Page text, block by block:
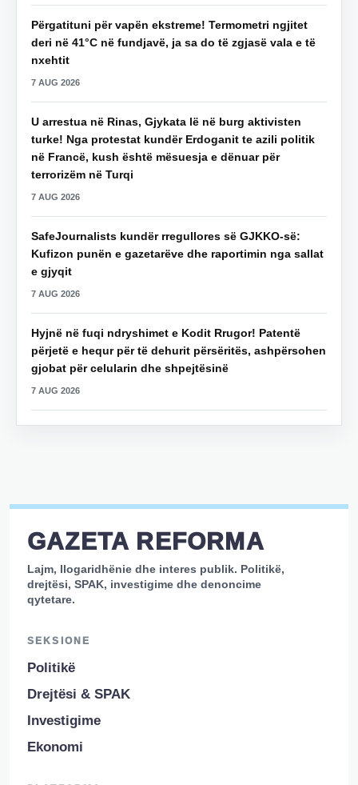
Përgatituni për vapën ekstreme! Termometri ngjitet
deri në 41°C në fundjavë, ja sa do të zgjasë vala e të
nxehtit
7 AUG 2026
U arrestua në Rinas, Gjykata lë në burg aktivisten
turke! Nga protestat kundër Erdoganit te azili politik
në Francë, kush është mësuesja e dënuar për
terrorizëm në Turqi
7 AUG 2026
SafeJournalists kundër rregullores së GJKKO-së:
Kufizon punën e gazetarëve dhe raportimin nga sallat
e gjyqit
7 AUG 2026
Hyjnë në fuqi ndryshimet e Kodit Rrugor! Patentë
përjetë e hequr për të dehurit përsëritës, ashpërsohen
gjobat për celularin dhe shpejtësinë
7 AUG 2026
GAZETA REFORMA
Lajm, llogaridhënie dhe interes publik. Politikë,
drejtësi, SPAK, investigime dhe denoncime
qytetare.
SEKSIONE
Politikë
Drejtësi & SPAK
Investigime
Ekonomi